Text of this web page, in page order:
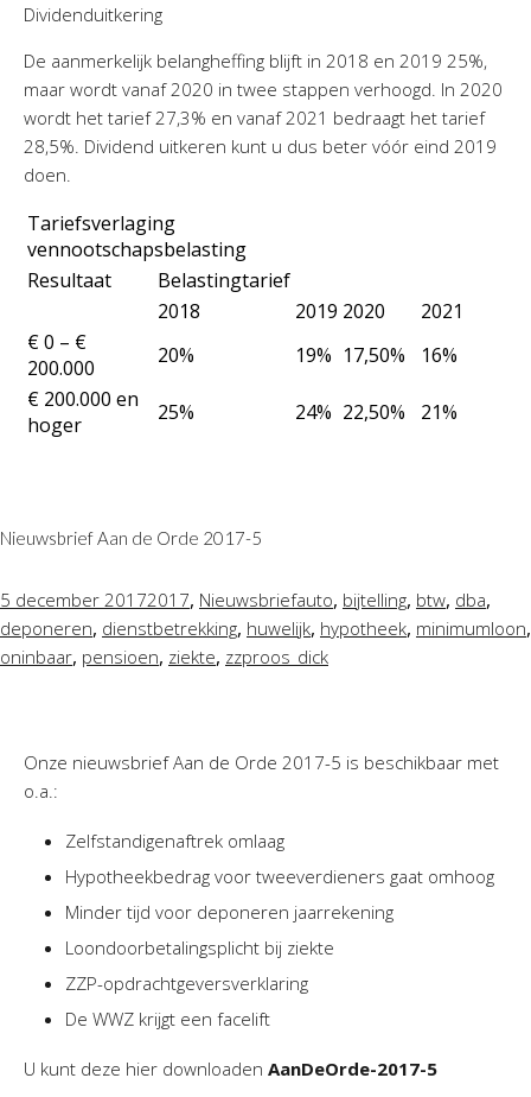
AvantiOnline
Twinfield – Boekhouden
BaseCone – Facturen
Visionplanner – Rapportage
Klantenportaal – Online dossiers
Online Salaris – Salarissen
Nextens-Accorderen aangiften
Dividenduitkering
De aanmerkelijk belangheffing blijft in 2018 en 2019 25%,
maar wordt vanaf 2020 in twee stappen verhoogd. In 2020
wordt het tarief 27,3% en vanaf 2021 bedraagt het tarief
28,5%. Dividend uitkeren kunt u dus beter vóór eind 2019
doen.
Tariefsverlaging
vennootschapsbelasting
Resultaat
Belastingtarief
2018
2019 2020
2021
€ 0 – €
200.000
20% 19% 17,50%
16%
€ 200.000 en
hoger
25% 24% 22,50% 21%
Nieuwsbrief Aan de Orde 2017-5
5 december 20172017, Nieuwsbriefauto, bijtelling, btw, dba,
deponeren, dienstbetrekking, huwelijk, hypotheek, minimumloon,
oninbaar, pensioen, ziekte, zzproos_dick
Onze nieuwsbrief Aan de Orde 2017-5 is beschikbaar met
o.a.:
Zelfstandigenaftrek omlaag
Hypotheekbedrag voor tweeverdieners gaat omhoog
Minder tijd voor deponeren jaarrekening
Loondoorbetalingsplicht bij ziekte
ZZP-opdrachtgeversverklaring
De WWZ krijgt een facelift
U kunt deze hier downloaden AanDeOrde-2017-5